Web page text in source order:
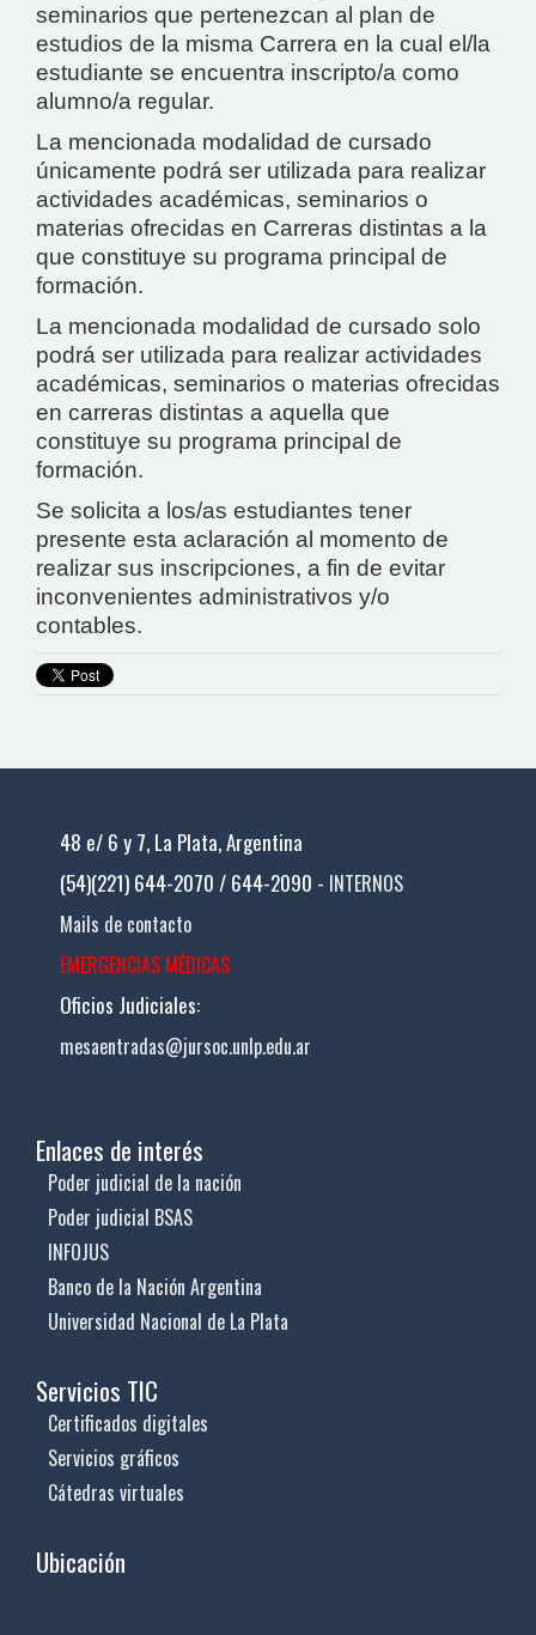
seminarios que pertenezcan al plan de
estudios de la misma Carrera en la cual el/la
estudiante se encuentra inscripto/a como
alumno/a regular.
La mencionada modalidad de cursado
únicamente podrá ser utilizada para realizar
actividades académicas, seminarios o
materias ofrecidas en Carreras distintas a la
que constituye su programa principal de
formación.
La mencionada modalidad de cursado solo
podrá ser utilizada para realizar actividades
académicas, seminarios o materias ofrecidas
en carreras distintas a aquella que
constituye su programa principal de
formación.
Se solicita a los/as estudiantes tener
presente esta aclaración al momento de
realizar sus inscripciones, a fin de evitar
inconvenientes administrativos y/o
contables.
48 e/ 6 y 7, La Plata, Argentina
(54)(221) 644-2070 / 644-2090 - INTERNOS
Mails de contacto
EMERGENCIAS MÉDICAS
Oficios Judiciales:
mesaentradas@jursoc.unlp.edu.ar
Enlaces de interés
Poder judicial de la nación
Poder judicial BSAS
INFOJUS
Banco de la Nación Argentina
Universidad Nacional de La Plata
Servicios TIC
Certificados digitales
Servicios gráficos
Cátedras virtuales
Ubicación